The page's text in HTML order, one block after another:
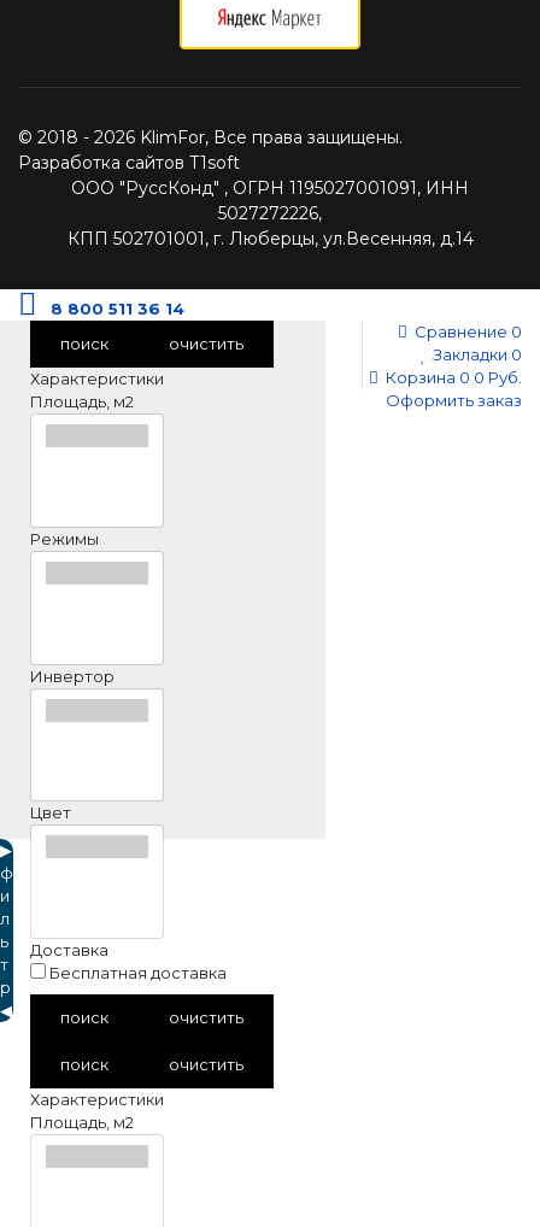
© 2018 - 2026 KlimFor, Все права защищены.
Разработка сайтов T1soft
ООО "РуссКонд" , ОГРН 1195027001091, ИНН
5027272226,
КПП 502701001, г. Люберцы, ул.Весенняя, д.14
8 800 511 36 14
Сравнение 0
Закладки 0
Корзина 0 0 Руб.
Оформить заказ
поиск
очистить
Характеристики
Площадь, м2
Режимы
Инвертор
Цвет
Доставка
Бесплатная доставка
поиск очистить
поиск
очистить
Характеристики
Площадь, м2
▶
ф
и
л
ь
т
р
◀